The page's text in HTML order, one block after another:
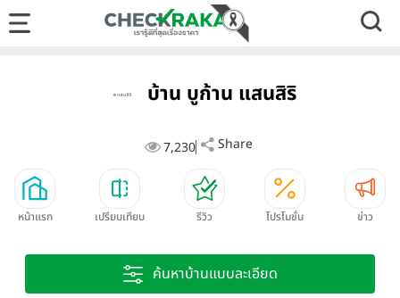
บ้าน บูก้าน แสนสิริ
7,230 Share
หน้าแรก เปรียบเทียบ รีวิว โปรโมชั่น ข่าว
ค้นหาบ้านแบบละเอียด